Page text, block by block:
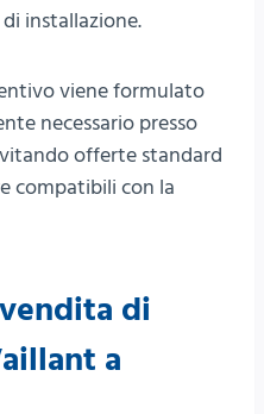
di installazione.
viene formulato
necessario presso
offerte standard
compatibili con la
di
a